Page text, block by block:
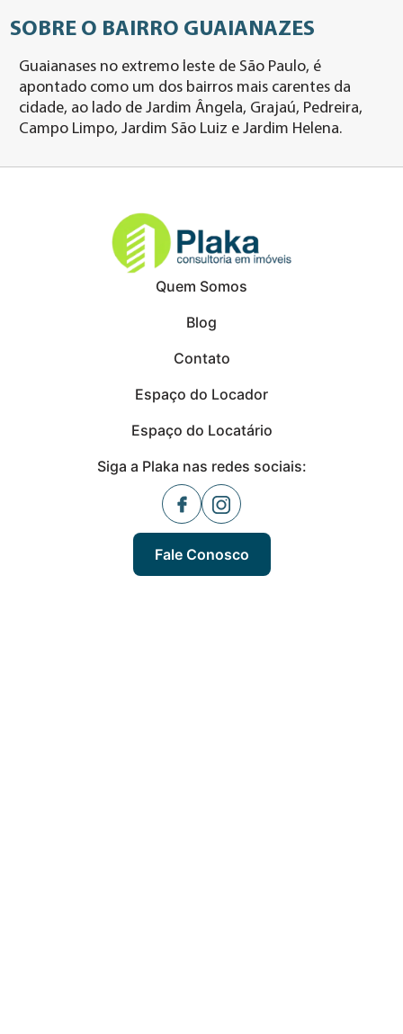
SOBRE O BAIRRO GUAIANAZES
Guaianases no extremo leste de São Paulo, é
apontado como um dos bairros mais carentes da
cidade, ao lado de Jardim Ângela, Grajaú, Pedreira,
Campo Limpo, Jardim São Luiz e Jardim Helena.
Quem Somos
Blog
Contato
Espaço do Locador
Espaço do Locatário
Siga a Plaka nas redes sociais:
Fale Conosco